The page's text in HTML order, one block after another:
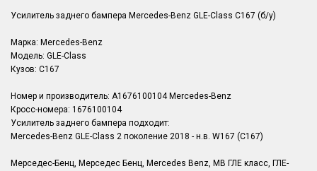
Усилитель заднего бампера Mercedes-Benz GLE-Class C167 (б/у)
Марка: Mercedes-Benz
Модель: GLE-Class
Кузов: C167
Номер и производитель: A1676100104 Mercedes-Benz
Кросс-номера: 1676100104
Усилитель заднего бампера подходит:
Mercedes-Benz GLE-Class 2 поколение 2018 - н.в. W167 (C167)
Мерседес-Бенц, Мерседес Бенц, Mercedes Benz, MB ГЛЕ класс, ГЛЕ-